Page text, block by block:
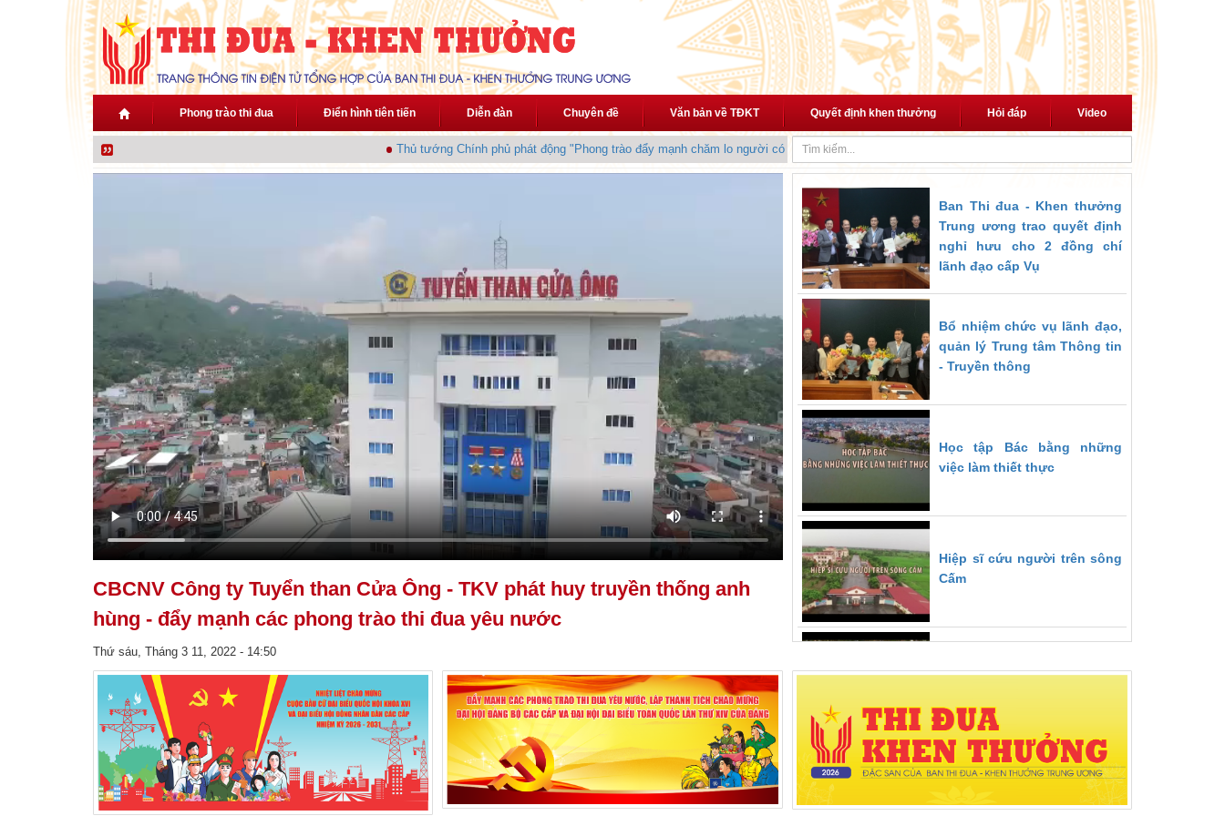
Nhảy đến nội dung
Phong trào thi đua Điển hình tiên tiến Diễn đàn Chuyên đề Văn bản về TĐKT Quyết định khen thưởng Hỏi đáp Video
Thủ tướng Chính phủ phát động "Phong trào đẩy mạnh chăm lo người có công với cách mạng"
CBCNV Công ty Tuyển than Cửa Ông - TKV phát huy truyền thống anh
hùng - đẩy mạnh các phong trào thi đua yêu nước
Thứ sáu, Tháng 3 11, 2022 - 14:50
Ban Thi đua - Khen thưởng
Trung ương trao quyết định
nghỉ hưu cho 2 đồng chí
lãnh đạo cấp Vụ
Bổ nhiệm chức vụ lãnh đạo,
quản lý Trung tâm Thông tin
- Truyền thông
Học tập Bác bằng những
việc làm thiết thực
Hiệp sĩ cứu người trên sông
Cấm
Ghép ước mơ cho người
Vì bình yên, no ấm nơi biên